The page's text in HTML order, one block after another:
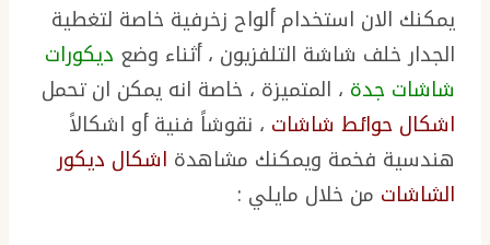
يمكنك الان استخدام ألواح زخرفية خاصة لتغطية
الجدار خلف شاشة التلفزيون ، أثناء وضع ديكورات
شاشات جدة ، المتميزة ، خاصة انه يمكن ان تحمل
اشكال حوائط شاشات ، نقوشاً فنية أو اشكالاً
هندسية فخمة ويمكنك مشاهدة اشكال ديكور
الشاشات من خلال مايلي :